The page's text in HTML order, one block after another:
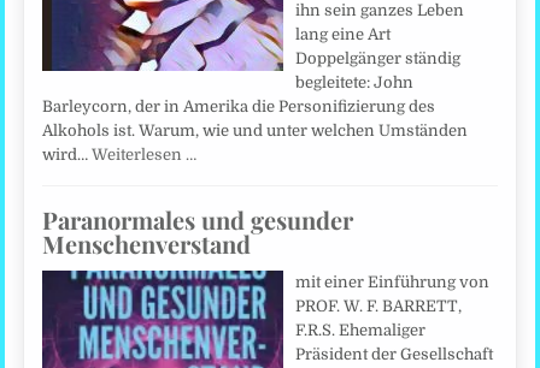
ihn sein ganzes Leben
lang eine Art
Doppelgänger ständig
begleitete: John
Barleycorn, der in Amerika die Personifizierung des
Alkohols ist. Warum, wie und unter welchen Umständen
wird…Weiterlesen …
Paranormales und gesunder
Menschenverstand
mit einer Einführung von
PROF. W. F. BARRETT,
F.R.S. Ehemaliger
Präsident der Gesellschaft